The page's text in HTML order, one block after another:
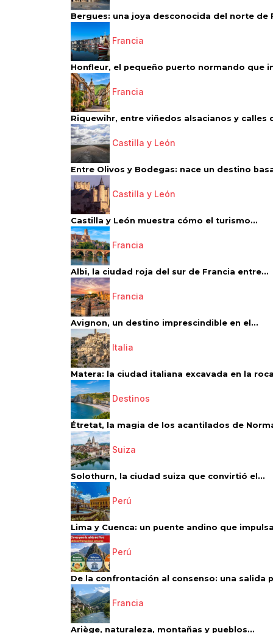
Bergues: una joya desconocida del norte de
Francia
Honfleur, el pequeño puerto normando que
Francia
Riquewihr, entre viñedos alsacianos y calles
Castilla y León
Entre Olivos y Bodegas: nace un destino
Castilla y León
Castilla y León muestra cómo el turismo...
Francia
Albi, la ciudad roja del sur de Francia entre...
Francia
Avignon, un destino imprescindible en el...
Italia
Matera: la ciudad italiana excavada en la
Destinos
Étretat, la magia de los acantilados de
Suiza
Solothurn, la ciudad suiza que convirtió el...
Perú
Lima y Cuenca: un puente andino que
Perú
De la confrontación al consenso: una salida
Francia
Ariège, naturaleza, montañas y pueblos...